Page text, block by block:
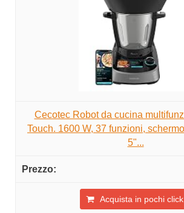
Cecotec Robot da cucina
Touch. 1600 W, 37 funzioni,
5"...
Acquista in pochi click